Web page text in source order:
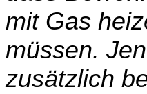
mit Gas
müssen.
zusätzlich